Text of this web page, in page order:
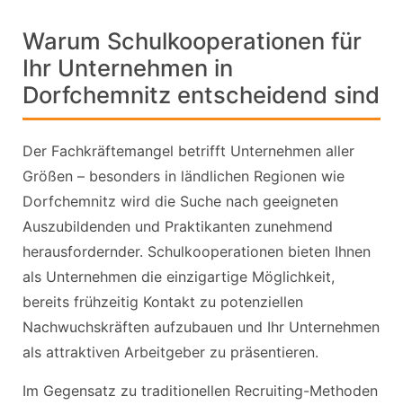
Warum Schulkooperationen für
Ihr Unternehmen in
Dorfchemnitz entscheidend sind
Der Fachkräftemangel betrifft Unternehmen aller
Größen – besonders in ländlichen Regionen wie
Dorfchemnitz wird die Suche nach geeigneten
Auszubildenden und Praktikanten zunehmend
herausfordernder. Schulkooperationen bieten Ihnen
als Unternehmen die einzigartige Möglichkeit,
bereits frühzeitig Kontakt zu potenziellen
Nachwuchskräften aufzubauen und Ihr Unternehmen
als attraktiven Arbeitgeber zu präsentieren.
Im Gegensatz zu traditionellen Recruiting-Methoden